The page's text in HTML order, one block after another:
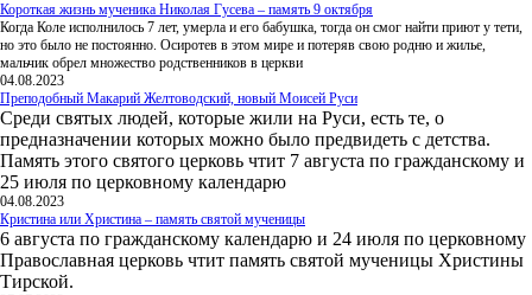
Короткая жизнь мученика Николая Гусева – память 9 октября
Когда Коле исполнилось 7 лет, умерла и его бабушка, тогда он смог найти приют у тети,
но это было не постоянно. Осиротев в этом мире и потеряв свою родню и жилье,
мальчик обрел множество родственников в церкви
04.08.2023
Преподобный Макарий Желтоводский, новый Моисей Руси
Среди святых людей, которые жили на Руси, есть те, о
предназначении которых можно было предвидеть с детства.
Память этого святого церковь чтит 7 августа по гражданскому и
25 июля по церковному календарю
04.08.2023
Кристина или Христина – память святой мученицы
6 августа по гражданскому календарю и 24 июля по церковному
Православная церковь чтит память святой мученицы Христины
Тирской.